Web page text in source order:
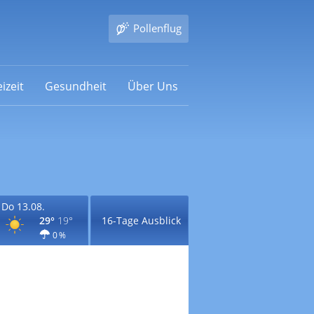
Pollenflug
Gesundheit Über Uns
Do 13.08.
29° 19°
0 %
16-Tage Ausblick